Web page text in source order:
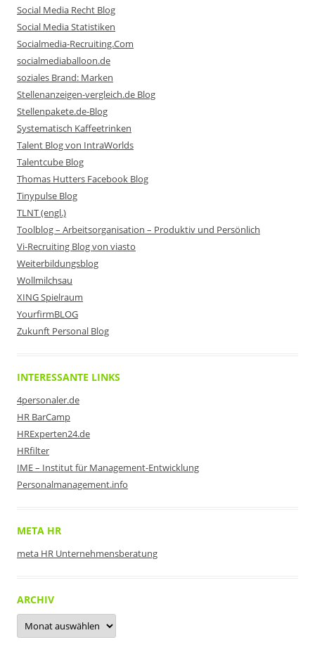
Social Media Recht Blog
Social Media Statistiken
Socialmedia-Recruiting.Com
socialmediaballoon.de
soziales Brand: Marken
Stellenanzeigen-vergleich.de Blog
Stellenpakete.de-Blog
Systematisch Kaffeetrinken
Talent Blog von IntraWorlds
Talentcube Blog
Thomas Hutters Facebook Blog
Tinypulse Blog
TLNT (engl.)
Toolblog – Arbeitsorganisation – Produktiv und Persönlich
Vi-Recruiting Blog von viasto
Weiterbildungsblog
Wollmilchsau
XING Spielraum
YourfirmBLOG
Zukunft Personal Blog
INTERESSANTE LINKS
4personaler.de
HR BarCamp
HRExperten24.de
HRfilter
IME – Institut für Management-Entwicklung
Personalmanagement.info
META HR
meta HR Unternehmensberatung
ARCHIV
Archiv